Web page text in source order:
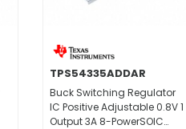
TPS54335ADDAR
Buck Switching Regulator
IC Positive Adjustable 0.8V 1
Output 3A 8-PowerSOIC